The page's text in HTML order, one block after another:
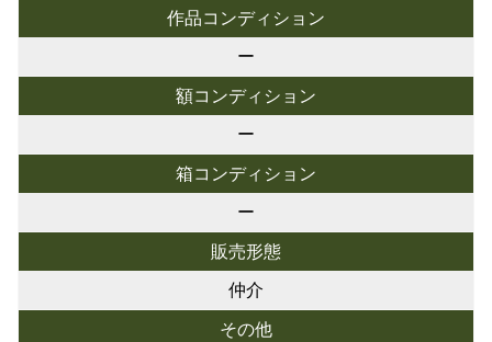
作品コンディション
ー
額コンディション
ー
箱コンディション
ー
販売形態
仲介
その他